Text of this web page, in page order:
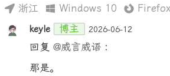
浙江 Windows 10
keyle 博主 2026-06-12
回复 @威言威语:
那是。